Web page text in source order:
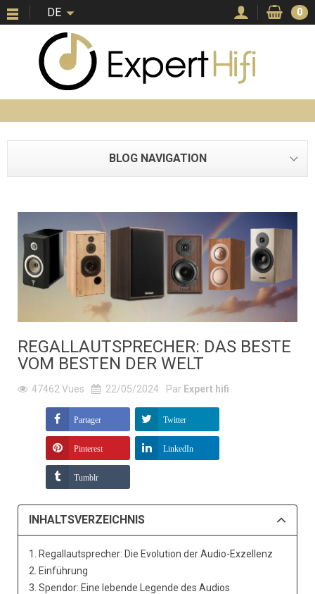
DE 0
BLOG NAVIGATION
REGALLAUTSPRECHER: DAS BESTE
VOM BESTEN DER WELT
47462 Vues 22/05/2024 Par Expert hifi
Partager Twitter
Pinterest LinkedIn
Tumblr
INHALTSVERZEICHNIS
1. Regallautsprecher: Die Evolution der Audio-Exzellenz
2. Einführung
3. Spendor: Eine lebende Legende des Audios